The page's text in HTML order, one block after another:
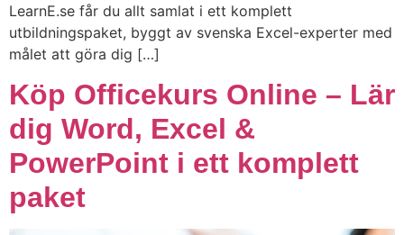
LearnE.se får du allt samlat i ett komplett
utbildningspaket, byggt av svenska Excel-experter med
målet att göra dig […]
Köp Officekurs Online – Lär
dig Word, Excel &
PowerPoint i ett komplett
paket